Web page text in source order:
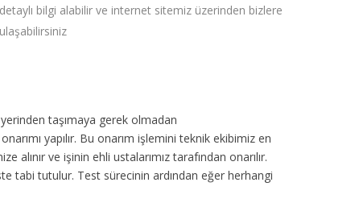
detaylı bilgi alabilir ve internet sitemiz üzerinden bizlere
ulaşabilirsiniz
yerinden taşımaya gerek olmadan
yapılır. Bu onarım işlemini teknik ekibimiz en
ve işinin ehli ustalarımız tarafından onarılır.
tabi tutulur. Test sürecinin ardından eğer herhangi